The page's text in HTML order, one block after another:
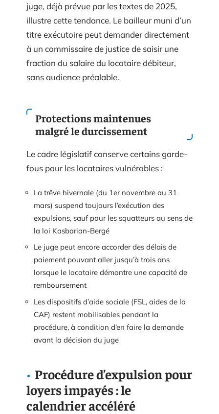
juge, déjà prévue par les textes de 2025,
illustre cette tendance. Le bailleur muni d’un
titre exécutoire peut demander directement
à un commissaire de justice de saisir une
fraction du salaire du locataire débiteur,
sans audience préalable.
Protections maintenues
malgré le durcissement
Le cadre législatif conserve certains garde-
fous pour les locataires vulnérables :
La trêve hivernale (du 1er novembre au 31
mars) suspend toujours l’exécution des
expulsions, sauf pour les squatteurs au sens de
la loi Kasbarian-Bergé
Le juge peut encore accorder des délais de
paiement pouvant aller jusqu’à trois ans
lorsque le locataire démontre une capacité de
remboursement
Les dispositifs d’aide sociale (FSL, aides de la
CAF) restent mobilisables pendant la
procédure, à condition d’en faire la demande
avant la décision du juge
Procédure d’expulsion pour
loyers impayés : le
calendrier accéléré